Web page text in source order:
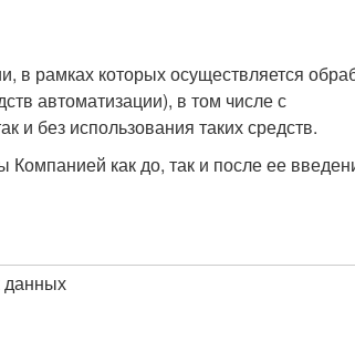
в рамках которых осуществляется
автоматизации), в том числе с
и без использования таких средств.
как до, так и после ее
данных